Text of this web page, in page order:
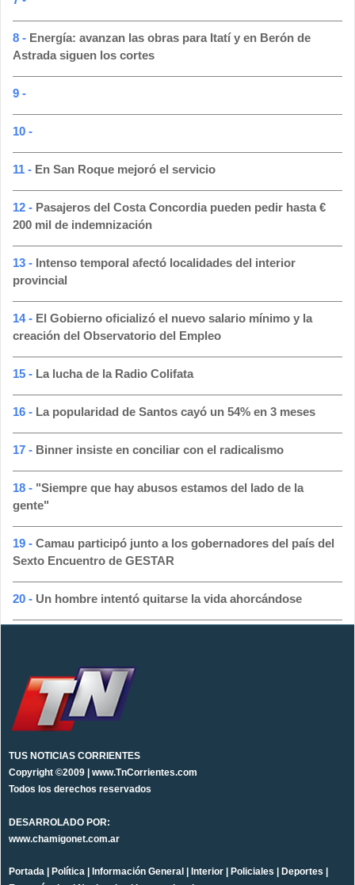
8 - Energía: avanzan las obras para Itatí y en Berón de
Astrada siguen los cortes
9 -
10 -
11 - En San Roque mejoró el servicio
12 - Pasajeros del Costa Concordia pueden pedir hasta €
200 mil de indemnización
13 - Intenso temporal afectó localidades del interior
provincial
14 - El Gobierno oficializó el nuevo salario mínimo y la
creación del Observatorio del Empleo
15 - La lucha de la Radio Colifata
16 - La popularidad de Santos cayó un 54% en 3 meses
17 - Binner insiste en conciliar con el radicalismo
18 - "Siempre que hay abusos estamos del lado de la
gente"
19 - Camau participó junto a los gobernadores del país del
Sexto Encuentro de GESTAR
20 - Un hombre intentó quitarse la vida ahorcándose
TUS NOTICIAS CORRIENTES
Copyright ©2009 | www.TnCorrientes.com
Todos los derechos reservados
DESARROLADO POR:
www.chamigonet.com.ar
Portada Política Información General Interior Policiales Deportes